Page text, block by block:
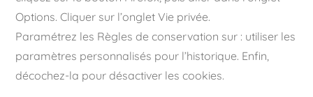
Options. Cliquer sur l’onglet Vie privée.
Paramétrez les Règles de conservation sur : utiliser les
paramètres personnalisés pour l’historique. Enfin,
décochez-la pour désactiver les cookies.